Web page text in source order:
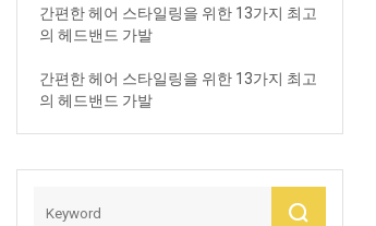
간편한 헤어 스타일링을 위한 13가지 최고
의 헤드밴드 가발
간편한 헤어 스타일링을 위한 13가지 최고
의 헤드밴드 가발